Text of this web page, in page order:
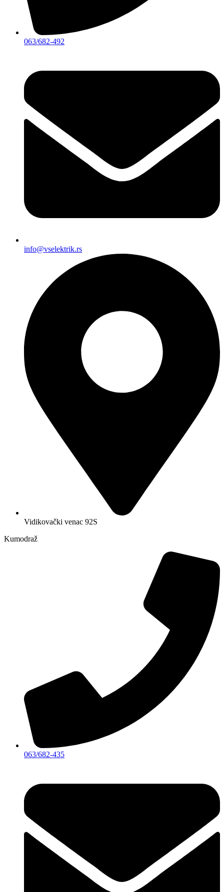
063/682-492
info@vselektrik.rs
Vidikovački venac 92S
Kumodraž
063/682-435